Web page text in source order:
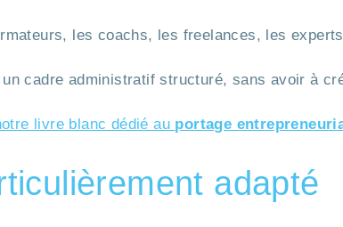
les coachs, les freelances, les
cadre administratif structuré, sans avoir à
livre blanc dédié au portage
adapté